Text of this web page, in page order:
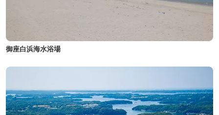
御座白浜海水浴場